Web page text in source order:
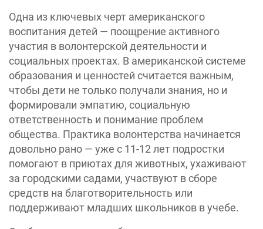
Одна из ключевых черт американского
воспитания детей — поощрение активного
участия в волонтерской деятельности и
социальных проектах. В американской системе
образования и ценностей считается важным,
чтобы дети не только получали знания, но и
формировали эмпатию, социальную
ответственность и понимание проблем
общества. Практика волонтерства начинается
довольно рано — уже с 11-12 лет подростки
помогают в приютах для животных, ухаживают
за городскими садами, участвуют в сборе
средств на благотворительность или
поддерживают младших школьников в учебе.